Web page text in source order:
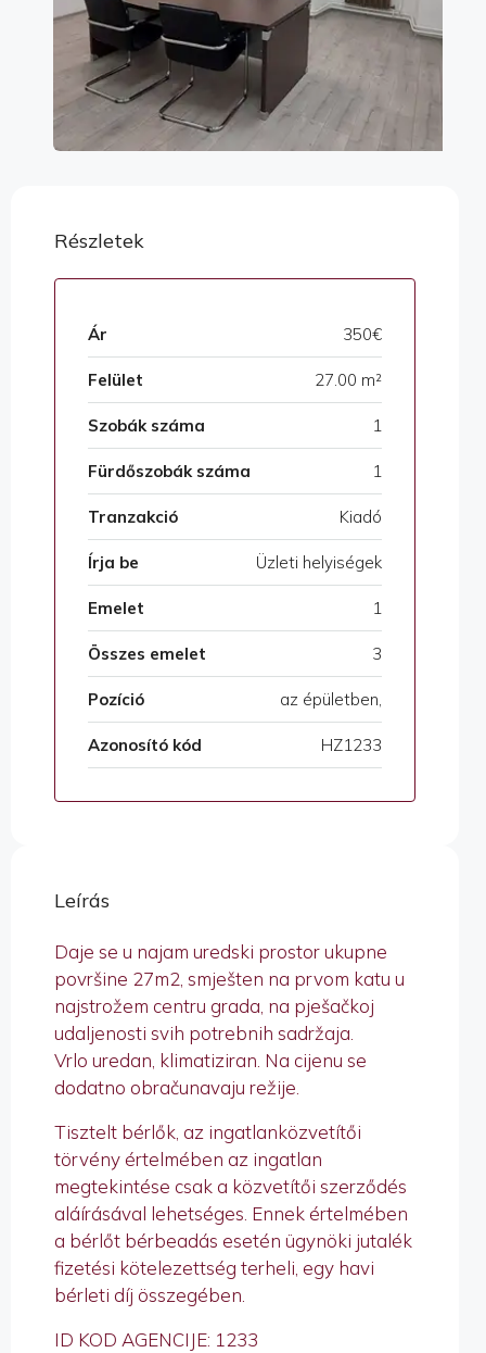
Részletek
Ár 350€
Felület 27.00 m²
Szobák száma 1
Fürdőszobák száma 1
Tranzakció Kiadó
Írja be Üzleti helyiségek
Emelet 1
Összes emelet 3
Pozíció az épületben,
Azonosító kód HZ1233
Leírás
Daje se u najam uredski prostor ukupne
površine 27m2, smješten na prvom katu u
najstrožem centru grada, na pješačkoj
udaljenosti svih potrebnih sadržaja.
Vrlo uredan, klimatiziran. Na cijenu se
dodatno obračunavaju režije.
Tisztelt bérlők, az ingatlanközvetítői
törvény értelmében az ingatlan
megtekintése csak a közvetítői szerződés
aláírásával lehetséges. Ennek értelmében
a bérlőt bérbeadás esetén ügynöki jutalék
fizetési kötelezettség terheli, egy havi
bérleti díj összegében.
ID KOD AGENCIJE: 1233